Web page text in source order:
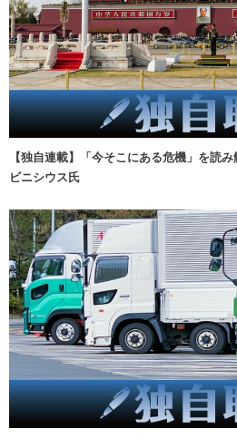
【独自連載】「今そこにある危機」を読
ビニシウス氏